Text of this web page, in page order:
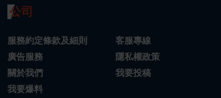
公司
服務約定條款及細則
客服專線
廣告服務
隱私權政策
關於我們
我要投稿
我要爆料